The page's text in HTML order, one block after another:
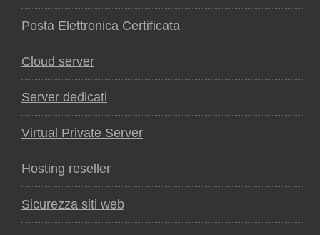
Posta Elettronica Certificata
Cloud server
Server dedicati
Virtual Private Server
Hosting reseller
Sicurezza siti web